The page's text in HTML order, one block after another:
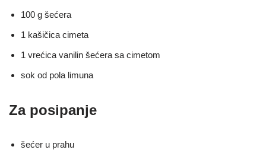
100 g šećera
1 kašičica cimeta
1 vrećica vanilin šećera sa cimetom
sok od pola limuna
Za posipanje
šećer u prahu